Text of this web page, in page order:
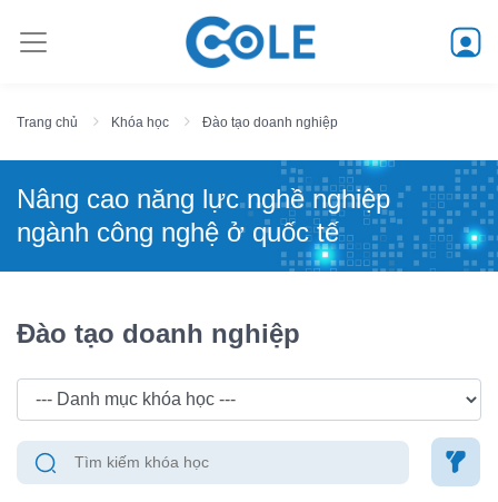
Trang chủ Khóa học Đào tạo doanh nghiệp
Nâng cao năng lực nghề nghiệp
ngành công nghệ ở quốc tế
Đào tạo doanh nghiệp